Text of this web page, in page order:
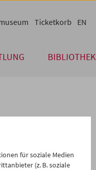
BIBLIOTHEK
Ticketkorb EN
für soziale Medien
(z. B. soziale